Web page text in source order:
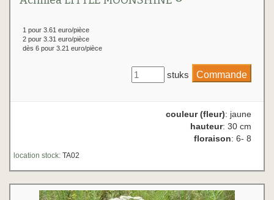
1 pour 3.61 euro/pièce
2 pour 3.31 euro/pièce
dès 6 pour 3.21 euro/pièce
stuks
couleur (fleur): jaune
hauteur: 30 cm
floraison: 6- 8
location stock: TA02